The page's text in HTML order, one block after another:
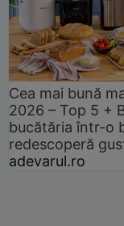
Cea mai bună
2026 – Top 5 +
bucătăria într-o
redescoperă
adevarul.ro